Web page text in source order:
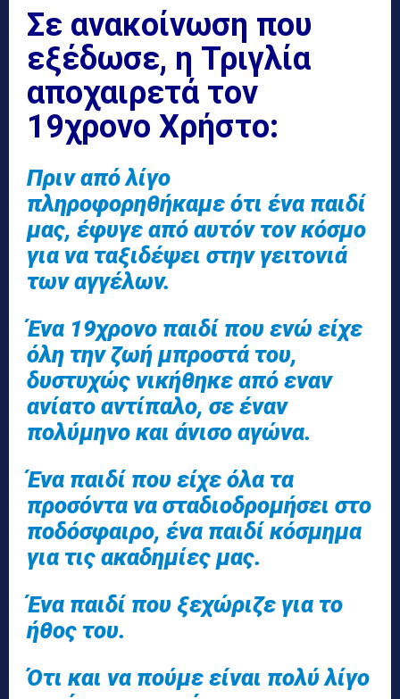
Σε ανακοίνωση που
εξέδωσε, η Τριγλία
αποχαιρετά τον
19χρονο Χρήστο:
Πριν από λίγο
πληροφορηθήκαμε ότι ένα παιδί
μας, έφυγε από αυτόν τον κόσμο
για να ταξιδέψει στην γειτονιά
των αγγέλων.
Ένα 19χρονο παιδί που ενώ είχε
όλη την ζωή μπροστά του,
δυστυχώς νικήθηκε από εναν
ανίατο αντίπαλο, σε έναν
πολύμηνο και άνισο αγώνα.
Ένα παιδί που είχε όλα τα
προσόντα να σταδιοδρομήσει στο
ποδόσφαιρο, ένα παιδί κόσμημα
για τις ακαδημίες μας.
Ένα παιδί που ξεχώριζε για το
ήθος του.
Ότι και να πούμε είναι πολύ λίγο